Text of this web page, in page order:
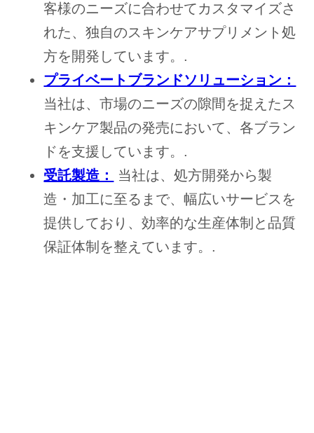
客様のニーズに合わせてカスタマイズさ
れた、独自のスキンケアサプリメント処
方を開発しています。.
プライベートブランドソリューション：
当社は、市場のニーズの隙間を捉えたス
キンケア製品の発売において、各ブラン
ドを支援しています。.
受託製造：
当社は、処方開発から製
造・加工に至るまで、幅広いサービスを
提供しており、効率的な生産体制と品質
保証体制を整えています。.